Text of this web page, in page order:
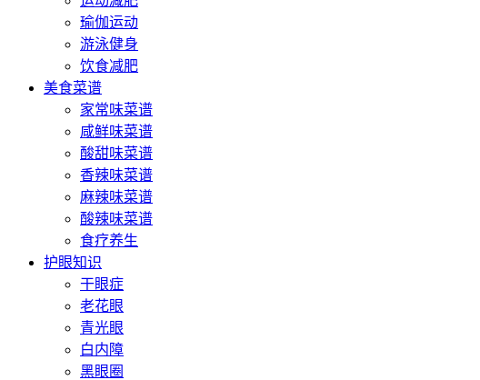
瑜伽运动
游泳健身
饮食减肥
美食菜谱
家常味菜谱
咸鲜味菜谱
酸甜味菜谱
香辣味菜谱
麻辣味菜谱
酸辣味菜谱
食疗养生
护眼知识
干眼症
老花眼
青光眼
白内障
黑眼圈